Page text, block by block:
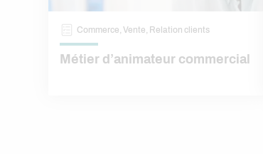
Commerce, Vente, Relation clients
Métier d’animateur commercial